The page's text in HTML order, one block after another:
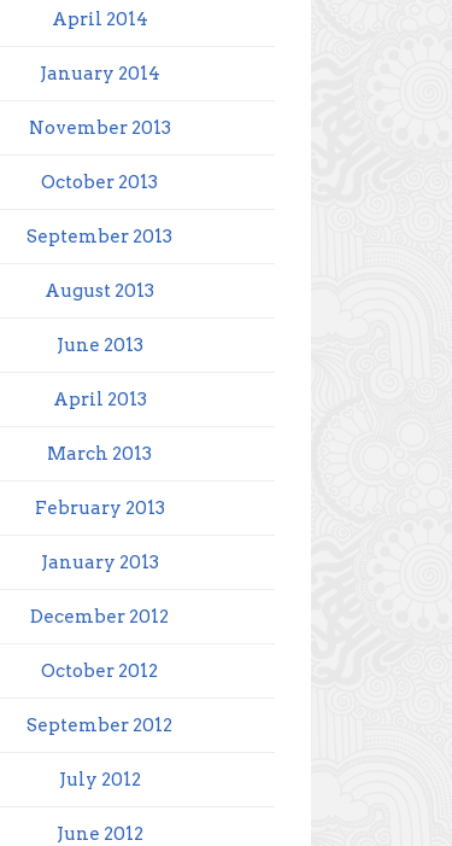
April 2014
January 2014
November 2013
October 2013
September 2013
August 2013
June 2013
April 2013
March 2013
February 2013
January 2013
December 2012
October 2012
September 2012
July 2012
June 2012